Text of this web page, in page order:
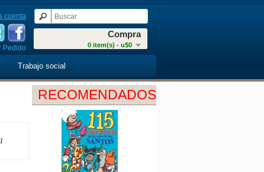
Compra
0 item(s) - u$0
cuenta
Pedido
Trabajo social
RECOMENDADOS